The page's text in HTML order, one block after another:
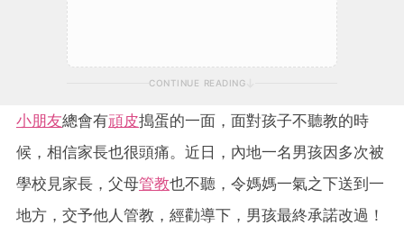
CONTINUE READING
小朋友總會有頑皮搗蛋的一面，面對孩子不聽教的時
候，相信家長也很頭痛。近日，內地一名男孩因多次被
學校見家長，父母管教也不聽，令媽媽一氣之下送到一
地方，交予他人管教，經勸導下，男孩最終承諾改過！